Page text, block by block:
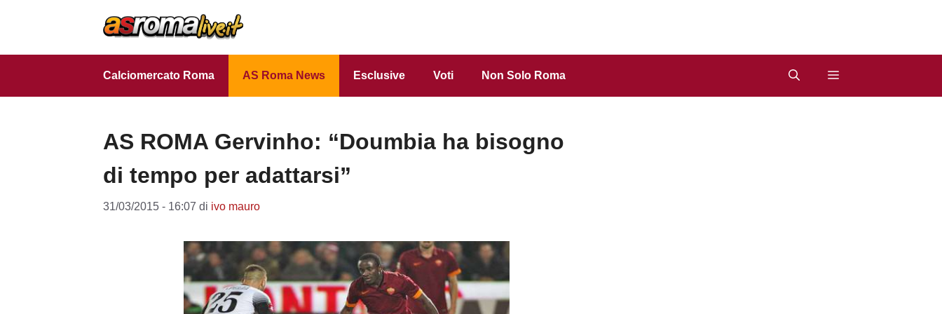
Calciomercato Roma AS Roma News Esclusive Voti Non Solo Roma
AS ROMA Gervinho: “Doumbia ha bisogno
di tempo per adattarsi”
31/03/2015 - 16:07 di ivo mauro